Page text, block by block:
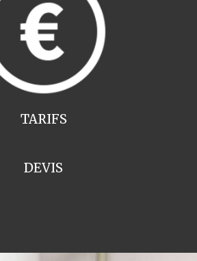
TARIFS
DEVIS